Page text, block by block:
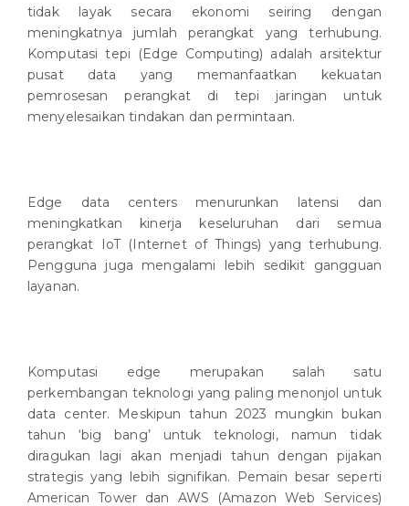
tidak layak secara ekonomi seiring dengan
meningkatnya jumlah perangkat yang terhubung.
Komputasi tepi (Edge Computing) adalah arsitektur
pusat data yang memanfaatkan kekuatan
pemrosesan perangkat di tepi jaringan untuk
menyelesaikan tindakan dan permintaan.
Edge data centers menurunkan latensi dan
meningkatkan kinerja keseluruhan dari semua
perangkat IoT (Internet of Things) yang terhubung.
Pengguna juga mengalami lebih sedikit gangguan
layanan.
Komputasi edge merupakan salah satu
perkembangan teknologi yang paling menonjol untuk
data center. Meskipun tahun 2023 mungkin bukan
tahun ‘big bang’ untuk teknologi, namun tidak
diragukan lagi akan menjadi tahun dengan pijakan
strategis yang lebih signifikan. Pemain besar seperti
American Tower dan AWS (Amazon Web Services)